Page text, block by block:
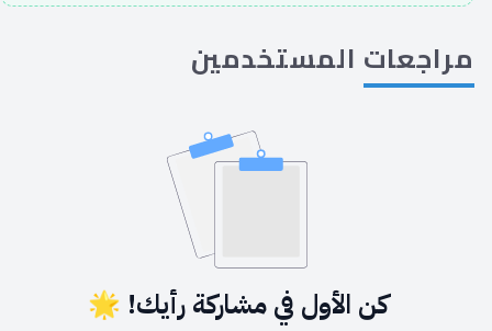
مراجعات المستخدمين
كن الأول في مشاركة رأيك! 🌟